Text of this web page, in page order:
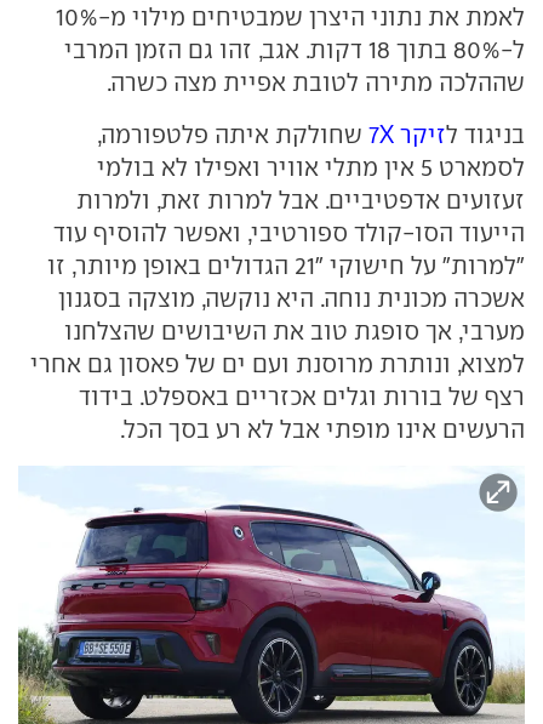
לאמת את נתוני היצרן שמבטיחים מילוי מ-10%
ל-80% בתוך 18 דקות. אגב, זהו גם הזמן המרבי
שההלכה מתירה לטובת אפיית מצה כשרה.
בניגוד לזיקר 7X
שחולקת איתה פלטפורמה,
לסמארט 5 אין מתלי אוויר ואפילו לא בולמי
זעזועים אדפטיביים. אבל למרות זאת, ולמרות
הייעוד הסו-קולד ספורטיבי, ואפשר להוסיף עוד
"למרות" על חישוקי "21 הגדולים באופן מיותר, זו
אשכרה מכונית נוחה. היא נוקשה, מוצקה בסגנון
מערבי, אך סופגת טוב את השיבושים שהצלחנו
למצוא, ונותרת מרוסנת ועם ים של פאסון גם אחרי
רצף של בורות וגלים אכזריים באספלט. בידוד
הרעשים אינו מופתי אבל לא רע בסך הכל.